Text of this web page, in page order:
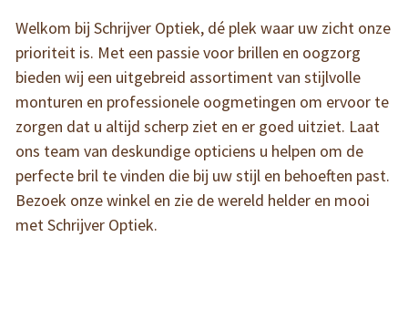
Welkom bij Schrijver Optiek, dé plek waar uw zicht onze
prioriteit is. Met een passie voor brillen en oogzorg
bieden wij een uitgebreid assortiment van stijlvolle
monturen en professionele oogmetingen om ervoor te
zorgen dat u altijd scherp ziet en er goed uitziet. Laat
ons team van deskundige opticiens u helpen om de
perfecte bril te vinden die bij uw stijl en behoeften past.
Bezoek onze winkel en zie de wereld helder en mooi
met Schrijver Optiek.